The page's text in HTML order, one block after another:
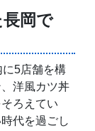
岡で
5店舗を構
洋風カツ丼
ろえてい
代を過ごし